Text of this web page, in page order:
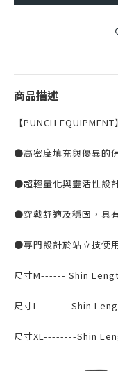
商品描述
【PUNCH EQUIPMENT】
●高密度填充與優異的
●超輕量化與靈活性設
●穿戴舒適及穩固，具
●專門設計於站立技使
尺寸M------ Shin
尺寸L--------Shin
尺寸XL--------Shin